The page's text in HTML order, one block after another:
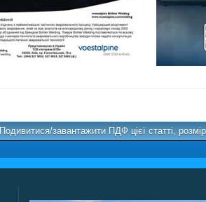
Подивитися/завантажити ПДФ цієї статті,